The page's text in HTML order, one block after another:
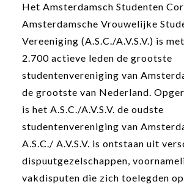
Het Amsterdamsch Studenten
Amsterdamsche Vrouwelijke
Vereeniging (A.S.C./A.V.S.V.) is
2.700 actieve leden de grootste
studentenvereniging van
de grootste van Nederland.
is het A.S.C./A.V.S.V. de oudste
studentenvereniging van
A.S.C./ A.V.S.V. is ontstaan uit
dispuutgezelschappen,
vakdisputen die zich toelegden